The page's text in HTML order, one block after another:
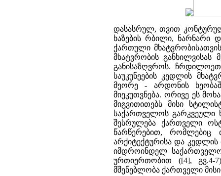
დასასრულ, თვით
ხაზების რბილი, ნარნარი
ქართული
მხატვრობის განხილვისას
განისაზღვროს. ჩრდილოეთ
საუკუნეების კედლის
მეორე - არდონის
მიეკუთვნება. ორივე ეს
მიგვითითებს მისი
საქართველოს გარკვეული
შესრულება ქართველი
წარწერებით,
არქიტექტურისა და კედლის
იმდროინდელ
ურთიერთობით ([4], გვ.4-
მშენებლობა ქართველი